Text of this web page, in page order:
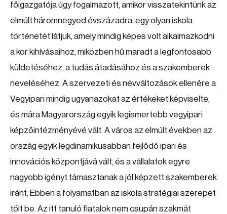
főigazgatója úgy fogalmazott, amikor visszatekintünk az
elmúlt háromnegyed évszázadra, egy olyan iskola
történetét látjuk, amely mindig képes volt alkalmazkodni
a kor kihívásaihoz, miközben hű maradt a legfontosabb
küldetéséhez, a tudás átadásához és a szakemberek
neveléséhez. A szervezeti és névváltozások ellenére a
Vegyipari mindig ugyanazokat az értékeket képviselte,
és mára Magyarország egyik legismertebb vegyipari
képzőintézményévé vált. A város az elmúlt években az
ország egyik legdinamikusabban fejlődő ipari és
innovációs központjává vált, és a vállalatok egyre
nagyobb igényt támasztanak a jól képzett szakemberek
iránt. Ebben a folyamatban az iskola stratégiai szerepet
tölt be. Az itt tanuló fiatalok nem csupán szakmát